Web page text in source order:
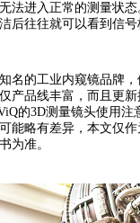
法进入正常的测量状态
后往往就可以看到信
名的工业内窥镜品牌
产品线丰富，而且更
的3D测量镜头使用注
能略有差异，本文仅
为准。